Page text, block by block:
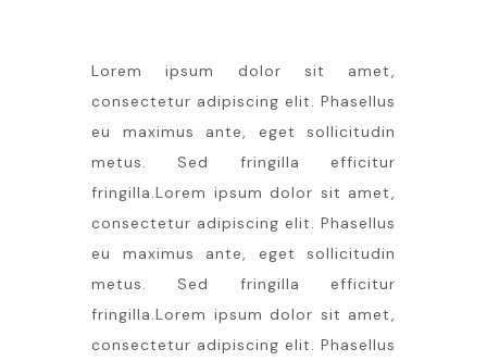
Lorem ipsum dolor sit amet,
consectetur adipiscing elit. Phasellus
eu maximus ante, eget sollicitudin
metus. Sed fringilla efficitur
fringilla.Lorem ipsum dolor sit amet,
consectetur adipiscing elit. Phasellus
eu maximus ante, eget sollicitudin
metus. Sed fringilla efficitur
fringilla.Lorem ipsum dolor sit amet,
consectetur adipiscing elit. Phasellus